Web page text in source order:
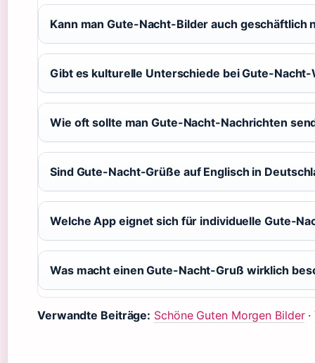
Kann man Gute-Nacht-Bilder auch geschäftlich
Gibt es kulturelle Unterschiede bei Gute-
Wie oft sollte man Gute-Nacht-Nachrichten
Sind Gute-Nacht-Grüße auf Englisch in
Welche App eignet sich für individuelle Gute-
Was macht einen Gute-Nacht-Gruß wirklich
Verwandte Beiträge: Schöne Guten Morgen Bilder·